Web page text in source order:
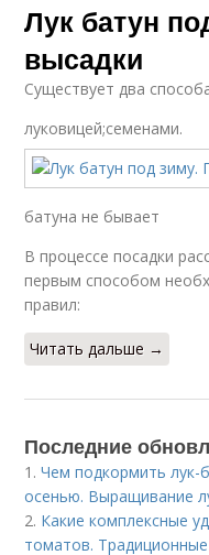
Лук батун
высадки
Существует два
луковицей;семенами.
батуна не бывает
В процессе посадки
первым способом
правил:
Читать дальше →
Последние
1.Чем подкормить лук-
осенью. Выращивание
2. Какие комплексные
томатов.